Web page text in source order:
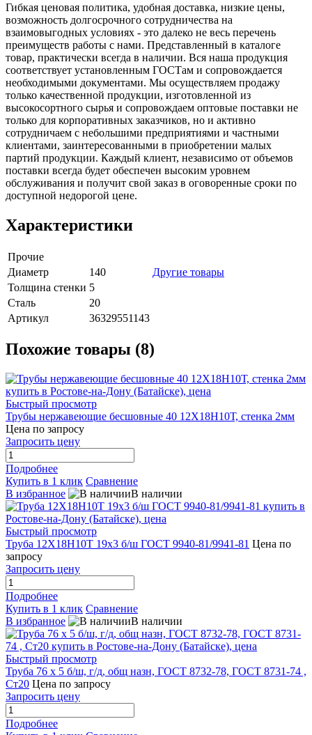
Гибкая ценовая политика, удобная доставка, низкие цены,
возможность долгосрочного сотрудничества на
взаимовыгодных условиях - это далеко не весь перечень
преимуществ работы с нами. Представленный в каталоге
товар, практически всегда в наличии. Вся наша продукция
соответствует установленным ГОСТам и сопровождается
необходимыми документами. Мы осуществляем продажу
только качественной продукции, изготовленной из
высокосортного сырья и сопровождаем оптовые поставки не
только для корпоративных заказчиков, но и активно
сотрудничаем с небольшими предприятиями и частными
клиентами, заинтересованными в приобретении малых
партий продукции. Каждый клиент, независимо от объемов
поставки всегда будет обеспечен высоким уровнем
обслуживания и получит свой заказ в оговоренные сроки по
доступной недорогой цене.
Характеристики
Прочие
Диаметр
140
Другие товары
Толщина стенки 5
Сталь
20
Артикул
36329551143
Похожие товары (8)
Быстрый просмотр
Трубы нержавеющие бесшовные 40 12Х18Н10Т, стенка 2мм
Цена по запросу
Запросить цену
Подробнее
Купить в 1 клик Сравнение
В избранное
В наличии
Быстрый просмотр
Труба 12Х18Н10Т 19х3 б/ш ГОСТ 9940-81/9941-81 Цена по
запросу
Запросить цену
Подробнее
Купить в 1 клик Сравнение
В избранное
В наличии
Быстрый просмотр
Труба 76 х 5 б/ш, г/д, общ назн, ГОСТ 8732-78, ГОСТ 8731-74 ,
Ст20 Цена по запросу
Запросить цену
Подробнее